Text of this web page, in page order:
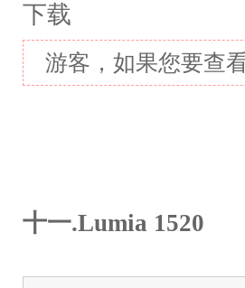
下载
游客，如果您要查
十一.Lumia 1520